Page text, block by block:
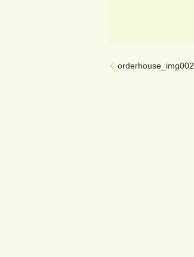
orderhouse_img002